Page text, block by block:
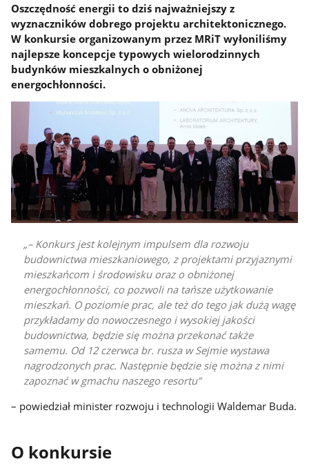
Oszczędność energii to dziś najważniejszy z
wyznaczników dobrego projektu architektonicznego.
W konkursie organizowanym przez MRiT wyłoniliśmy
najlepsze koncepcje typowych wielorodzinnych
budynków mieszkalnych o obniżonej
energochłonności.
– Konkurs jest kolejnym impulsem dla rozwoju
budownictwa mieszkaniowego, z projektami przyjaznymi
mieszkańcom i środowisku oraz o obniżonej
energochłonności, co pozwoli na tańsze użytkowanie
mieszkań. O poziomie prac, ale też do tego jak dużą wagę
przykładamy do nowoczesnego i wysokiej jakości
budownictwa, będzie się można przekonać także
samemu. Od 12 czerwca br. rusza w Sejmie wystawa
nagrodzonych prac. Następnie będzie się można z nimi
zapoznać w gmachu naszego resortu
– powiedział minister rozwoju i technologii Waldemar Buda.
O konkursie